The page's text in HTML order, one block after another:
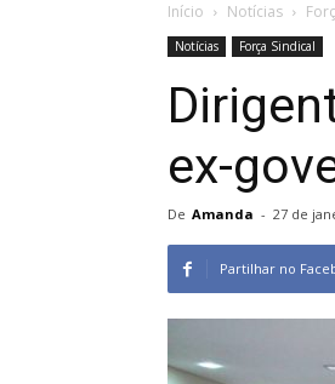
Início Notícias
Notícias Força Sindical
ex-
De Amanda - 27 de
Partilhar no